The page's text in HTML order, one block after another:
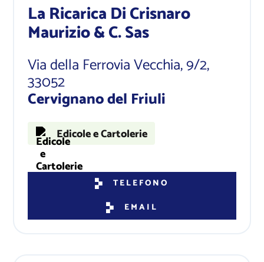
La Ricarica Di Crisnaro
Maurizio & C. Sas
Via della Ferrovia Vecchia, 9/2,
33052
Cervignano del Friuli
Edicole e Cartolerie
TELEFONO
EMAIL